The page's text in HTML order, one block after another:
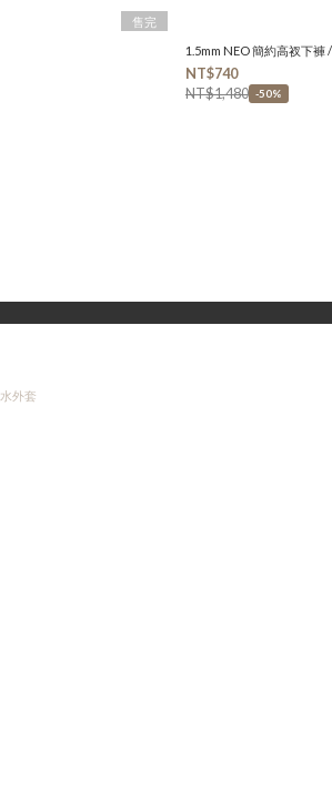
售完
1.5mm NEO 簡約高衩下褲
NT$740
NT$1,480 -50%
1.5mm